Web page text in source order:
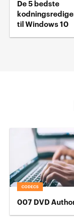
De 5 bedste
til Windows 10
CODECS
007 DVD